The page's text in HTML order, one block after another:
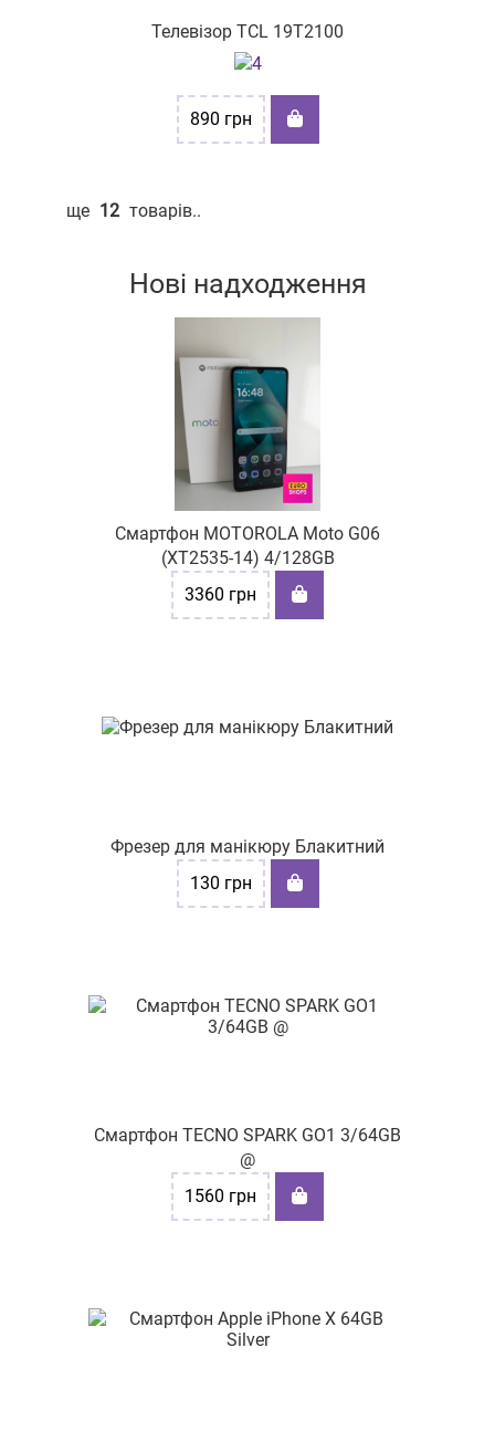
Телевізор TCL 19T2100
890 грн
ще 12 товарів..
Нові надходження
Смартфон MOTOROLA Moto G06
(XT2535-14) 4/128GB
3360 грн
Фрезер для манікюру Блакитний
130 грн
Смартфон TECNO SPARK GO1 3/64GB
@
1560 грн